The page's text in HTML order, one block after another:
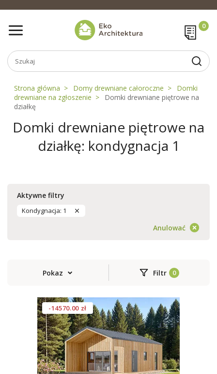
Strona główna Domy drewniane całoroczne
Domki
drewniane na zgłoszenie
Domki drewniane piętrowe na
działkę
Domki drewniane piętrowe na
działkę: kondygnacja 1
Aktywne filtry
Kondygnacja: 1
Anulować
Pokaz Filtr
-14570.00 zł